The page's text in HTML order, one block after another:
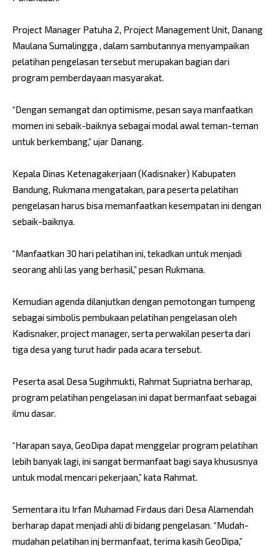
Project Manager Patuha 2, Project Management Unit, Danang
Maulana Sumalingga , dalam sambutannya menyampaikan
pelatihan pengelasan tersebut merupakan bagian dari
program pemberdayaan masyarakat.
“Dengan semangat dan optimisme, pesan saya manfaatkan
momen ini sebaik-baiknya sebagai modal awal teman-teman
untuk berkembang,” ujar Danang.
Kepala Dinas Ketenagakerjaan (Kadisnaker) Kabupaten
Bandung, Rukmana mengatakan, para peserta pelatihan
pengelasan harus bisa memanfaatkan kesempatan ini dengan
sebaik-baiknya.
“Manfaatkan 30 hari pelatihan ini, tekadkan untuk menjadi
seorang ahli las yang berhasil,” pesan Rukmana.
Kemudian agenda dilanjutkan dengan pemotongan tumpeng
sebagai simbolis pembukaan pelatihan pengelasan oleh
Kadisnaker, project manager, serta perwakilan peserta dari
tiga desa yang turut hadir pada acara tersebut.
Peserta asal Desa Sugihmukti, Rahmat Supriatna berharap,
program pelatihan pengelasan ini dapat bermanfaat sebagai
ilmu dasar.
“Harapan saya, GeoDipa dapat menggelar program pelatihan
lebih banyak lagi, ini sangat bermanfaat bagi saya khususnya
untuk modal mencari pekerjaan,” kata Rahmat.
Sementara itu Irfan Muhamad Firdaus dari Desa Alamendah
berharap dapat menjadi ahli di bidang pengelasan. “Mudah-
mudahan pelatihan inj bermanfaat, terima kasih GeoDipa,”